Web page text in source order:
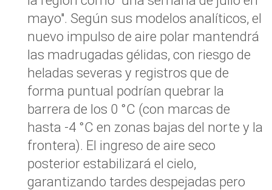
mayo". Según sus modelos analíticos, el
nuevo impulso de aire polar mantendrá
las madrugadas gélidas, con riesgo de
heladas severas y registros que de
forma puntual podrían quebrar la
barrera de los 0 °C (con marcas de
hasta -4 °C en zonas bajas del norte y la
frontera). El ingreso de aire seco
posterior estabilizará el cielo,
garantizando tardes despejadas pero